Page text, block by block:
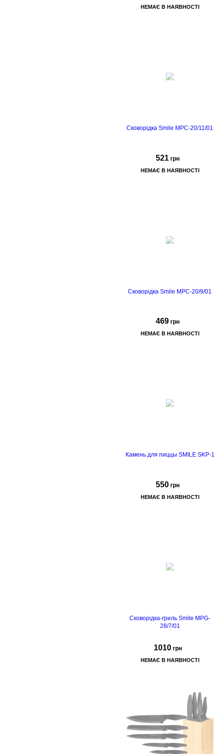
НЕМАЄ В НАЯВНОСТІ
Сковорідка Smile MPC-20/11/01
521 грн
НЕМАЄ В НАЯВНОСТІ
Сковорідка Smile MPC-20/9/01
469 грн
НЕМАЄ В НАЯВНОСТІ
Камень для пиццы SMILE SKP-1
550 грн
НЕМАЄ В НАЯВНОСТІ
для нарезки пиццы в
Сковорідка-гриль Smile MPG-
28/7/01
1010 грн
НЕМАЄ В НАЯВНОСТІ